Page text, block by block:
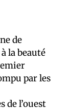
de
la beauté
par les
de l’ouest